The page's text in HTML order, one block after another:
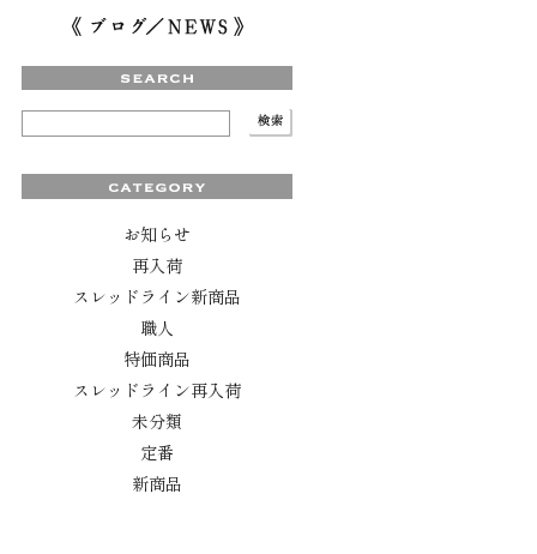
お知らせ
再入荷
スレッドライン新商品
職人
特価商品
スレッドライン再入荷
未分類
定番
新商品